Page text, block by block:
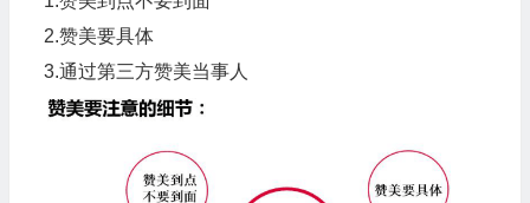
2.赞美要具体
3.通过第三方赞美当事人